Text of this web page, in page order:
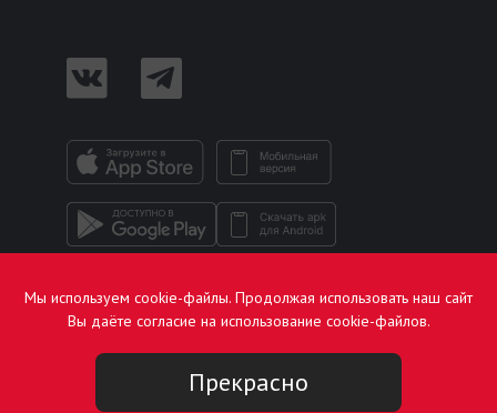
© 2026 Росинтер Ресторантс «TGI Fridays», Россия, г.
Мы используем cookie-файлы. Продолжая использовать наш сайт
Вы даёте согласие на использование cookie-файлов.
Прекрасно